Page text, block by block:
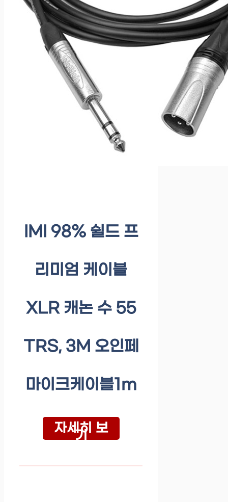
IMI 98% 쉴드 프
리미엄 케이블
XLR 캐논 수 55
TRS, 3M 오인페
마이크케이블1m
자세히 보
기